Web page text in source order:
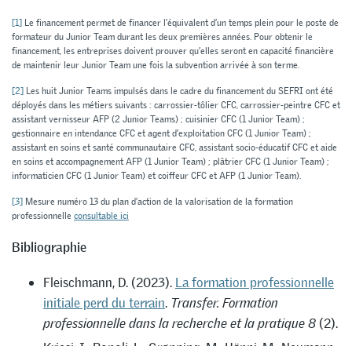
[1] Le financement permet de financer l’équivalent d’un temps plein pour le poste de
formateur du Junior Team durant les deux premières années. Pour obtenir le
financement, les entreprises doivent prouver qu’elles seront en capacité financière
de maintenir leur Junior Team une fois la subvention arrivée à son terme.
[2] Les huit Junior Teams impulsés dans le cadre du financement du SEFRI ont été
déployés dans les métiers suivants : carrossier-tôlier CFC, carrossier-peintre CFC et
assistant vernisseur AFP (2 Junior Teams) ; cuisinier CFC (1 Junior Team) ;
gestionnaire en intendance CFC et agent d’exploitation CFC (1 Junior Team) ;
assistant en soins et santé communautaire CFC, assistant socio-éducatif CFC et aide
en soins et accompagnement AFP (1 Junior Team) ; plâtrier CFC (1 Junior Team) ;
informaticien CFC (1 Junior Team) et coiffeur CFC et AFP (1 Junior Team).
[3] Mesure numéro 13 du plan d’action de la valorisation de la formation
professionnelleconsultable ici
Bibliographie
Fleischmann, D. (2023). La formation professionnelle
initiale perd du terrain. Transfer. Formation
professionnelle dans la recherche et la pratique 8 (2).